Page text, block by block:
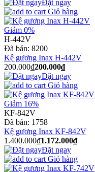
Đặt ngay
Giỏ hàng
Giảm 0%
H-442V
Đã bán: 8200
Kệ gương Inax H-442V
200.000₫200.000₫
Đặt ngay
Giỏ hàng
Giảm 16%
KF-842V
Đã bán: 1758
Kệ gương Inax KF-842V
1.400.000₫1.172.000₫
Đặt ngay
Giỏ hàng